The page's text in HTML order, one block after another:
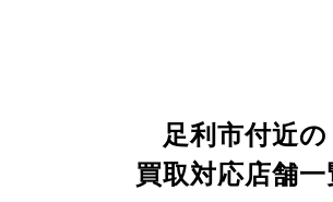
足利市付近の
買取対応店舗一